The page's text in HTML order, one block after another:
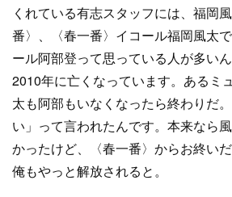
くれている有志スタッフには、福岡
番〉、〈春一番〉イコール福岡風太
ール阿部登って思っている人が多い
2010年に亡くなっています。あるミ
太も阿部もいなくなったら終わりだ
い」って言われたんです。本来なら
かったけど、〈春一番〉からお終い
俺もやっと解放されると。